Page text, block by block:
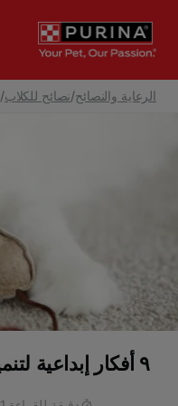
الرعاية والنصائح/نصائح للكلاب/
٩ أفكار إبداعية لتنمية قدرات القطط والكلاب